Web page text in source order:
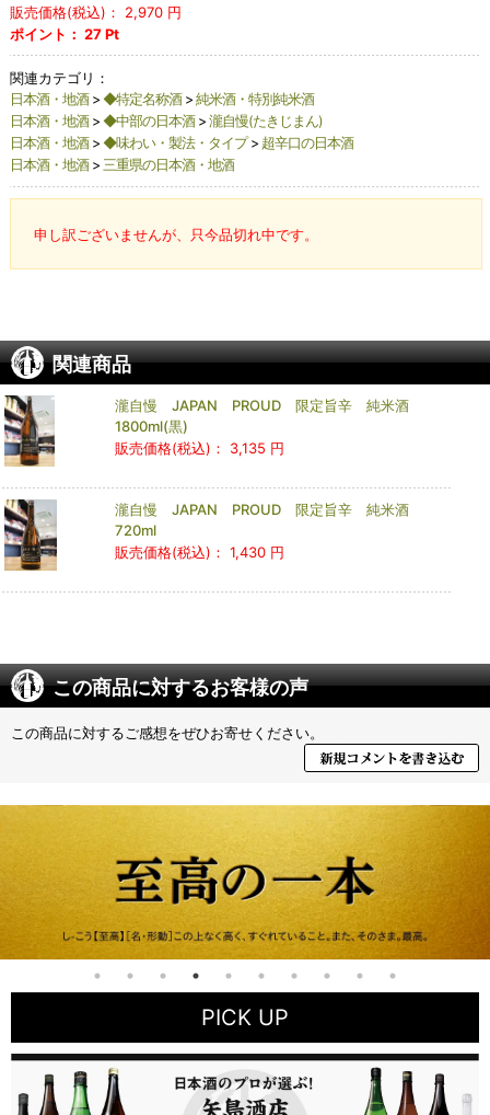
販売価格(税込)：
2,970円
ポイント： 27Pt
関連カテゴリ：
日本酒・地酒> ◆特定名称酒> 純米酒・特別純米酒
日本酒・地酒> ◆中部の日本酒> 瀧自慢(たきじまん)
日本酒・地酒> ◆味わい・製法・タイプ> 超辛口の日本酒
日本酒・地酒> 三重県の日本酒・地酒
申し訳ございませんが、只今品切れ中です。
関連商品
瀧自慢 JAPAN PROUD 限定旨辛 純米酒
1800ml(黒)
販売価格(税込)：
3,135 円
瀧自慢 JAPAN PROUD 限定旨辛 純米酒
720ml
販売価格(税込)： 1,430 円
この商品に対するお客様の声
この商品に対するご感想をぜひお寄せください。
PICK UP